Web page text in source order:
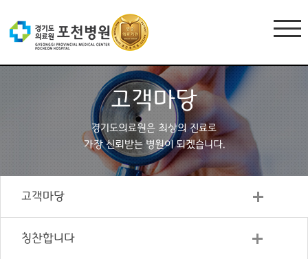
고객마당
경기도의료원은 최상의 진료로
가장 신뢰받는 병원이 되겠습니다.
고객마당
칭찬합니다